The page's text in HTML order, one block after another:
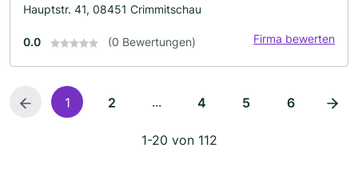
Hauptstr. 41, 08451 Crimmitschau
0.0 (0 Bewertungen) Firma bewerten
1 2 ... 4 5 6
1-20 von 112